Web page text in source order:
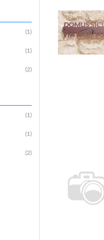
(1)
(1)
(2)
(1)
(1)
(2)